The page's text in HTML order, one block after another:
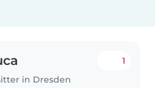
in Dresden
1